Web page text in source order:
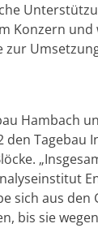
Konzern
Hambach
Tagebau
sich aus den
bis sie